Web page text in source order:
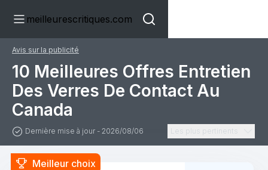
meilleurescritiques.com
Avis sur la publicité
10 Meilleures Offres Entretien
Des Verres De Contact Au
Canada
Dernière mise à jour - 2026/08/06 Les plus pertinents
Meilleur choix